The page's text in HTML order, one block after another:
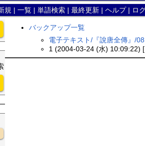
規 | 一覧| 単語検索| 最終更新| ヘルプ| ロ
バックアップ一覧
電子テキスト/『說唐全傳』/
1 (2004-03-24 (水) 10:09:22)